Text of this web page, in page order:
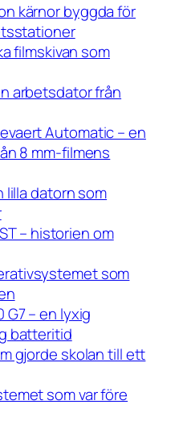
kärnor byggda för
filmskivan som
arbetsdator från
Automatic – en
8 mm-filmens
lilla datorn som
– historien om
som
G7 – en lyxig
batteritid
gjorde skolan till ett
som var före